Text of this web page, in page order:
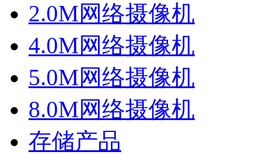
2.0M网络摄像机
4.0M网络摄像机
5.0M网络摄像机
8.0M网络摄像机
存储产品